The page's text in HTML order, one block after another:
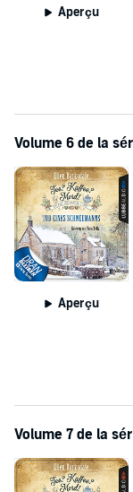
Aperçu
Volume 6 de la
Aperçu
Volume 7 de la